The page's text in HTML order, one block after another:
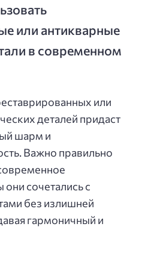
или антикварные
в современном
или
деталей придаст
шарм и
Важно правильно
они сочетались с
без излишней
гармоничный и